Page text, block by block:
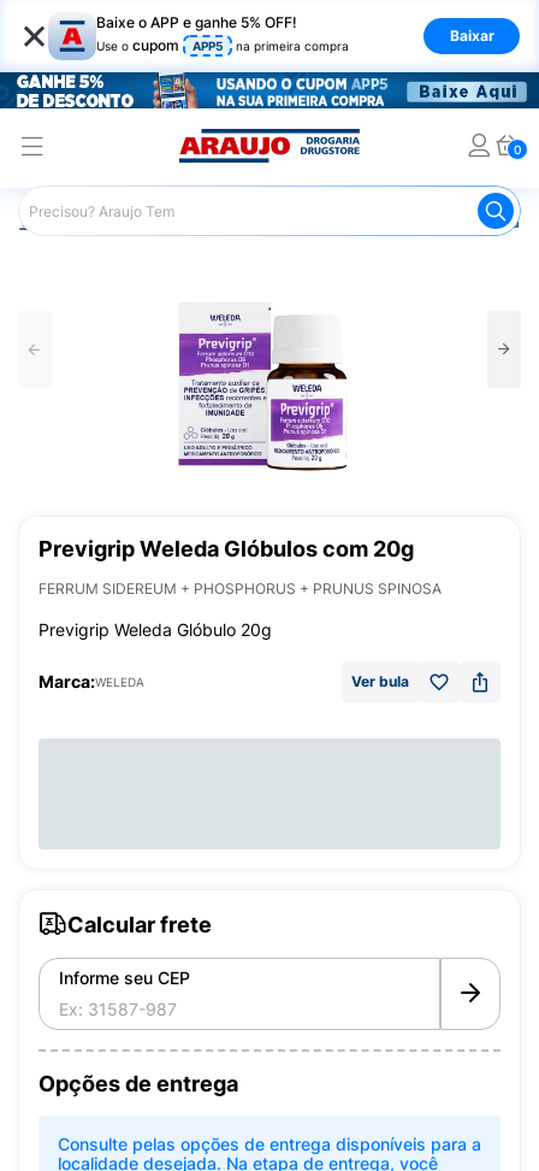
× Baixe o APP e ganhe 5% OFF!
Use o cupom APP5 na primeira compra
Baixar
0
Araujo Medicamentos Previgrip Weleda
Previgrip Weleda Glóbulos com 20g
FERRUM SIDEREUM + PHOSPHORUS + PRUNUS SPINOSA
Previgrip Weleda Glóbulo 20g
Marca:WELEDA Ver bula
Calcular frete
Informe seu CEP
Opções de entrega
Consulte pelas opções de entrega disponíveis para a
localidade desejada. Na etapa de entrega, você